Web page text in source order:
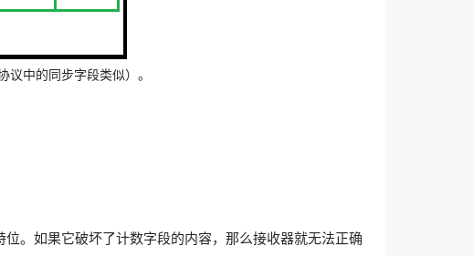
中的同步字段类似）。
。如果它破坏了计数字段的内容，那么接收器就无法正确